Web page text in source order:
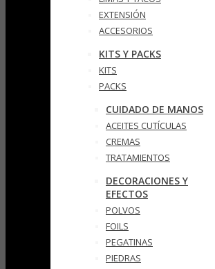
EXTENSIÓN
ACCESORIOS
KITS Y PACKS
KITS
PACKS
CUIDADO DE MANOS
ACEITES CUTÍCULAS
CREMAS
TRATAMIENTOS
DECORACIONES Y
EFECTOS
POLVOS
FOILS
PEGATINAS
PIEDRAS